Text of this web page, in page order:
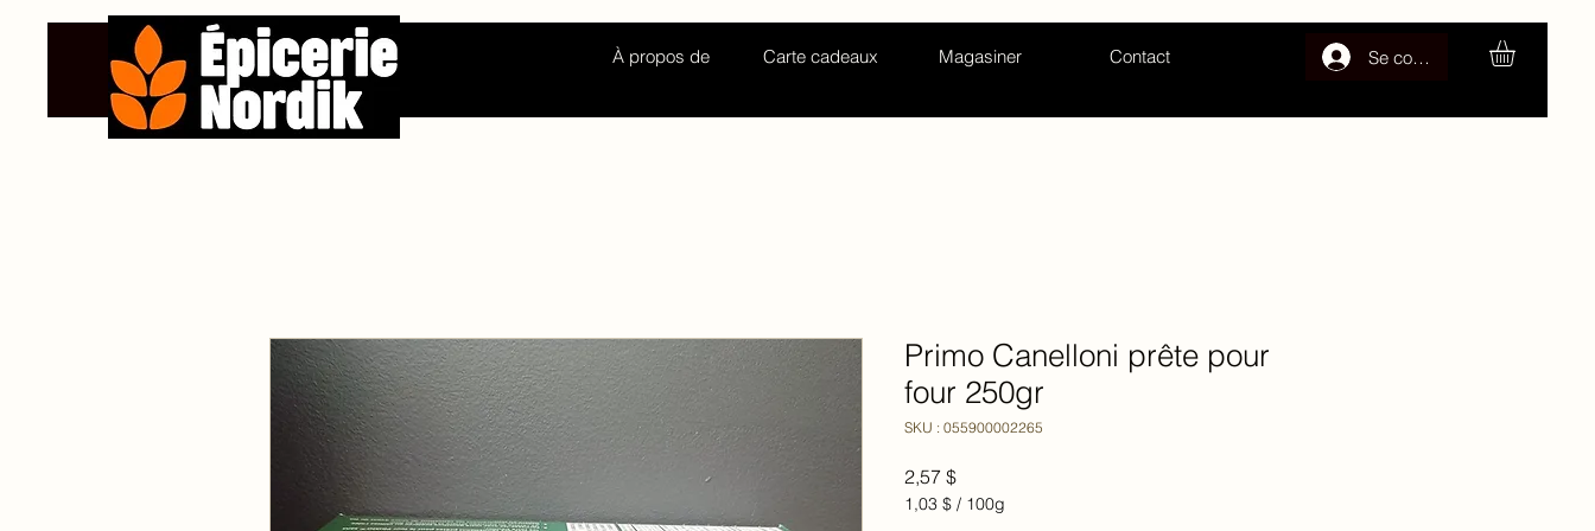
À propos de Carte cadeaux Magasiner Contact Se connecter
Primo Canelloni prête pour
four 250gr
SKU : 055900002265
2,57 $Prix
1,03 $ / 100g